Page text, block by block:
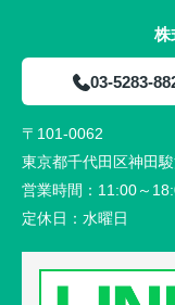
株
03-5283-
〒101-0062
東京都千代田区神田
営業時間： 11:00～
定休日： 水曜日